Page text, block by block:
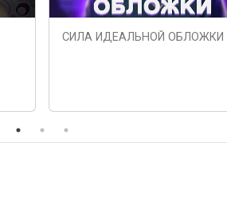
СИЛА ИДЕАЛЬНОЙ ОБЛОЖКИ